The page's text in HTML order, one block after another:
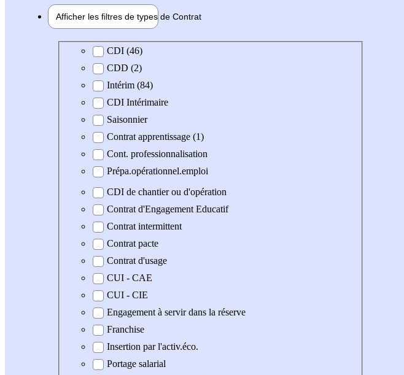
Afficher les filtres de types de Contrat
Type de contratCDI (46)
CDD (2)
Intérim (84)
CDI Intérimaire
Saisonnier
Contrat apprentissage (1)
Cont. professionnalisation
Prépa.opérationnel.emploi
CDI de chantier ou d'opération
Contrat d'Engagement Educatif
Contrat intermittent
Contrat pacte
Contrat d'usage
CUI - CAE
CUI - CIE
Engagement à servir dans la réserve
Franchise
Insertion par l'activ.éco.
Portage salarial